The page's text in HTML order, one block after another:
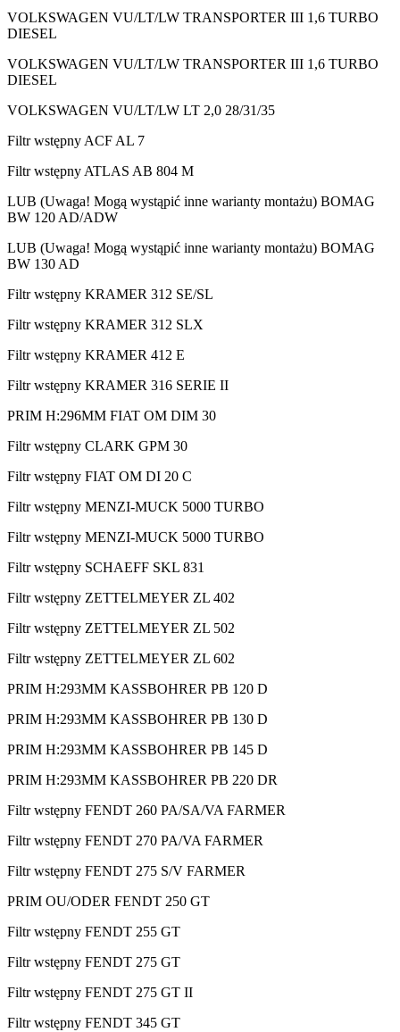
VOLKSWAGEN VU/LT/LW TRANSPORTER III 1,6 TURBO
DIESEL
VOLKSWAGEN VU/LT/LW TRANSPORTER III 1,6 TURBO
DIESEL
VOLKSWAGEN VU/LT/LW LT 2,0 28/31/35
Filtr wstępny ACF AL 7
Filtr wstępny ATLAS AB 804 M
LUB (Uwaga! Mogą wystąpić inne warianty montażu) BOMAG
BW 120 AD/ADW
LUB (Uwaga! Mogą wystąpić inne warianty montażu) BOMAG
BW 130 AD
Filtr wstępny KRAMER 312 SE/SL
Filtr wstępny KRAMER 312 SLX
Filtr wstępny KRAMER 412 E
Filtr wstępny KRAMER 316 SERIE II
PRIM H:296MM FIAT OM DIM 30
Filtr wstępny CLARK GPM 30
Filtr wstępny FIAT OM DI 20 C
Filtr wstępny MENZI-MUCK 5000 TURBO
Filtr wstępny MENZI-MUCK 5000 TURBO
Filtr wstępny SCHAEFF SKL 831
Filtr wstępny ZETTELMEYER ZL 402
Filtr wstępny ZETTELMEYER ZL 502
Filtr wstępny ZETTELMEYER ZL 602
PRIM H:293MM KASSBOHRER PB 120 D
PRIM H:293MM KASSBOHRER PB 130 D
PRIM H:293MM KASSBOHRER PB 145 D
PRIM H:293MM KASSBOHRER PB 220 DR
Filtr wstępny FENDT 260 PA/SA/VA FARMER
Filtr wstępny FENDT 270 PA/VA FARMER
Filtr wstępny FENDT 275 S/V FARMER
PRIM OU/ODER FENDT 250 GT
Filtr wstępny FENDT 255 GT
Filtr wstępny FENDT 275 GT
Filtr wstępny FENDT 275 GT II
Filtr wstępny FENDT 345 GT